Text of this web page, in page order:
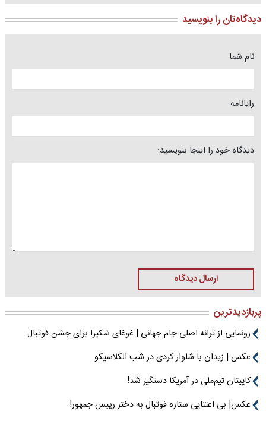
دیدگاه‌تان را بنویسید
نام شما
رایانامه
دیدگاه خود را اینجا بنویسید:
ارسال دیدگاه
پربازدیدترین
رونمایی از ترانه اصلی جام جهانی | غوغای شکیرا برای جشن فوتبال
عکس | زیدان با شلوار کردی در شب الکلاسیکو
کاپیتان تیم‌ملی در آمریکا دستگیر شد!
عکس| بی اعتنایی ستاره فوتبال به دختر رییس جمهور!